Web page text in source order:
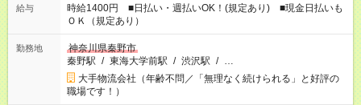
給与
時給1400円 ■日払い・週払いOK！(規定あり) ■現金日払いも
ＯＫ（規定あり）
勤務地
神奈川県秦野市
秦野駅 / 東海大学前駅 / 渋沢駅 / …
大手物流会社（年齢不問／「無理なく続けられる」と好評の
職場です！）